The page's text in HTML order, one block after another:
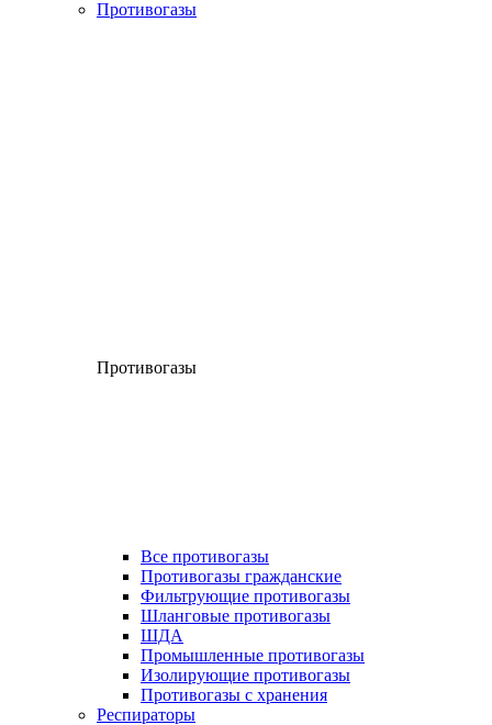
Противогазы
Противогазы
Все противогазы
Противогазы гражданские
Фильтрующие противогазы
Шланговые противогазы
ШДА
Промышленные противогазы
Изолирующие противогазы
Противогазы с хранения
Респираторы